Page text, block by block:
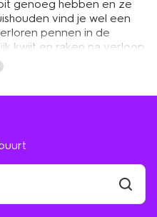
genoeg hebben en ze
vind je wel een
pennen in de
kwijt en raken na verloop
moet je nieuwe pennen
een uitgebreide
huis.
print of een